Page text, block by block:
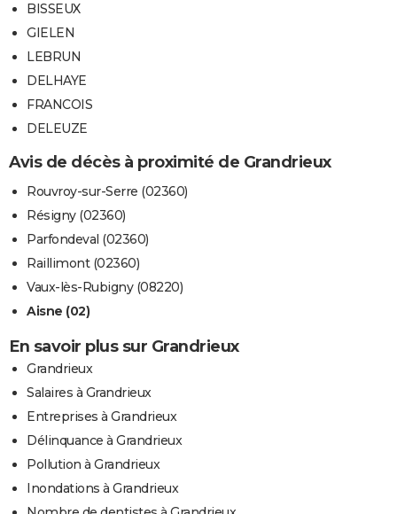
BISSEUX
GIELEN
LEBRUN
DELHAYE
FRANCOIS
DELEUZE
Avis de décès à proximité de Grandrieux
Rouvroy-sur-Serre (02360)
Résigny (02360)
Parfondeval (02360)
Raillimont (02360)
Vaux-lès-Rubigny (08220)
Aisne (02)
En savoir plus sur Grandrieux
Grandrieux
Salaires à Grandrieux
Entreprises à Grandrieux
Délinquance à Grandrieux
Pollution à Grandrieux
Inondations à Grandrieux